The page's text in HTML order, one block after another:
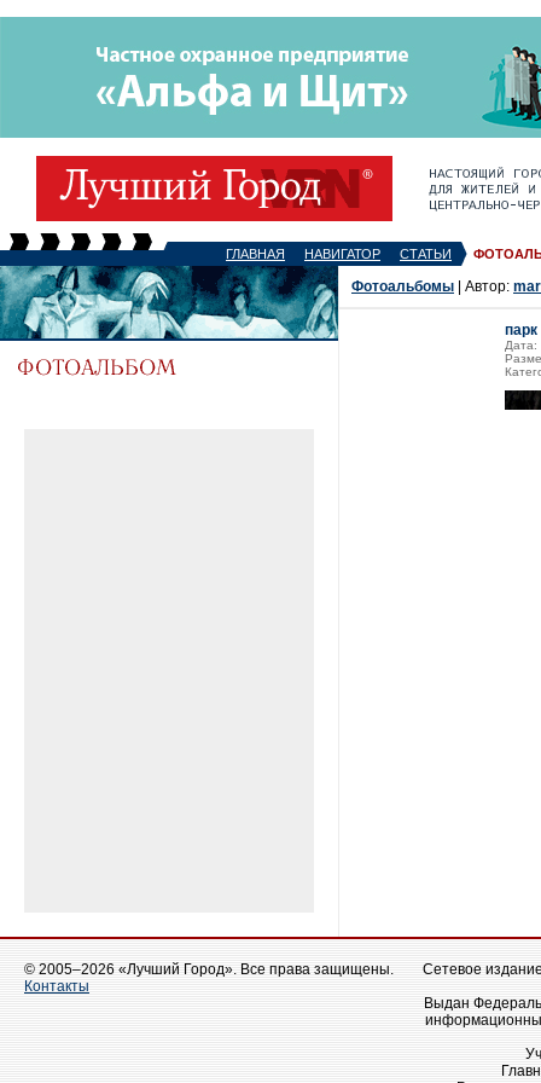
ГЛАВНАЯ НАВИГАТОР СТАТЬИ
Фотоальбомы | Автор:
парк
Дата:
© 2005–2026 «Лучший Город». Все права защищены.
Контакты
Сетевое
Выдан